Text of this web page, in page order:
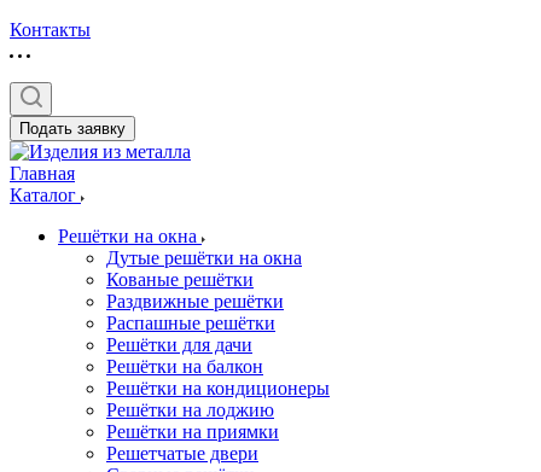
Контакты
Подать заявку
Главная
Каталог
Решётки на окна
Дутые решётки на окна
Кованые решётки
Раздвижные решётки
Распашные решётки
Решётки для дачи
Решётки на балкон
Решётки на кондиционеры
Решётки на лоджию
Решётки на приямки
Решетчатые двери